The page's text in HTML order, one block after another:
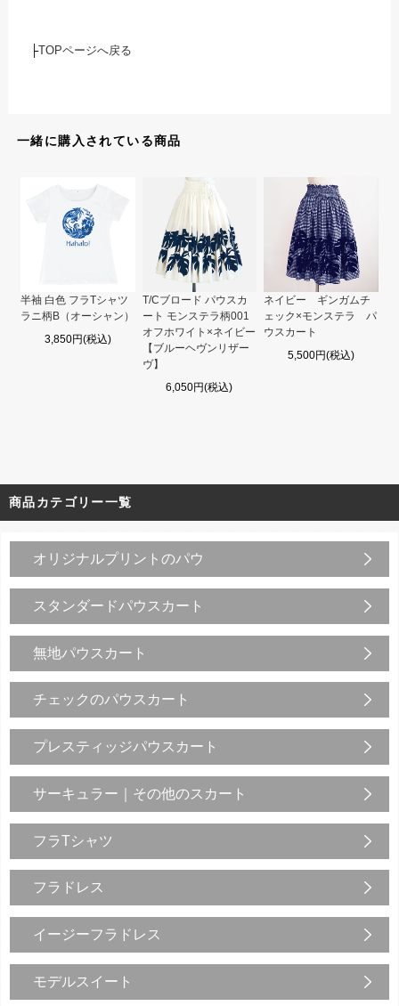
├TOPページへ戻る
一緒に購入されている商品
半袖 白色 フラTシャツ
ラニ柄B（オーシャン）
3,850円(税込)
T/Cブロード パウスカ
ート モンステラ柄001
オフホワイト×ネイビー
【ブルーヘヴンリザー
ヴ】
6,050円(税込)
ネイビー ギンガムチ
ェック×モンステラ パ
ウスカート
5,500円(税込)
商品カテゴリー一覧
オリジナルプリントのパウ
スタンダードパウスカート
無地パウスカート
チェックのパウスカート
プレスティッジパウスカート
サーキュラー｜その他のスカート
フラTシャツ
フラドレス
イージーフラドレス
モデルスイート